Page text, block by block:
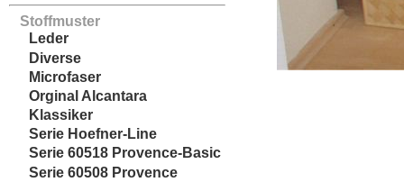
Stoffmuster
Leder
Diverse
Microfaser
Orginal Alcantara
Klassiker
Serie Hoefner-Line
Serie 60518 Provence-Basic
Serie 60508 Provence